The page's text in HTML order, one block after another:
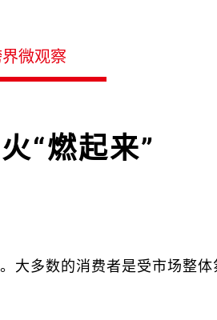
微观察
“燃起来”
大多数的消费者是受市场整体